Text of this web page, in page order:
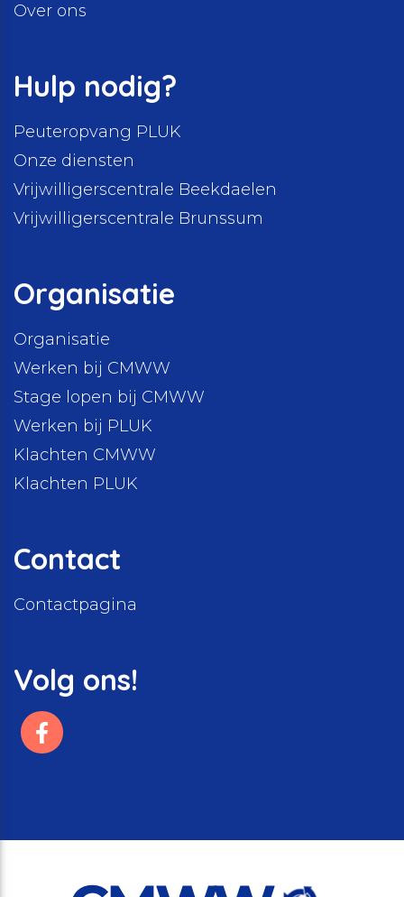
Over ons
Hulp nodig?
Peuteropvang PLUK
Onze diensten
Vrijwilligerscentrale Beekdaelen
Vrijwilligerscentrale Brunssum
Organisatie
Organisatie
Werken bij CMWW
Stage lopen bij CMWW
Werken bij PLUK
Klachten CMWW
Klachten PLUK
Contact
Contactpagina
Volg ons!